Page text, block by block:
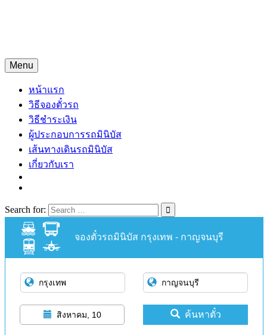
Menu
หน้าแรก
วิธีจองตั๋วรถ
วิธีชำระเงิน
ผู้ประกอบการรถมินิบัส
เส้นทางเดินรถมินิบัส
เกี่ยวกับเรา
Search for:
จองตั๋วรถมินิบัส กรุงเทพ - กาญจนบุรี
สิงหาคม, 10 ค้นหาตั๋ว